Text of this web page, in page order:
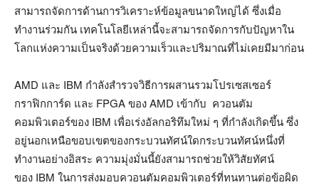
สามารถจัดการด้านการวิเคราะห์ข้อมูลขนาดใหญ่ได้ ซึ่งเมื่อ
ทำงานร่วมกัน เทคโนโลยีเหล่านี้จะสามารถจัดการกับปัญหาใน
โลกแห่งความเป็นจริงด้วยความเร็วและปริมาณที่ไม่เคยมีมาก่อน
AMD และ IBM กำลังสำรวจวิธีการผสานรวมโปรเซสเซอร์
กราฟิกการ์ด และ FPGA ของ AMD เข้ากับ ควอนตัม
คอมพิวเตอร์ของ IBM เพื่อเร่งอัลกอริทึมใหม่ ๆ ที่กำลังเกิดขึ้น ซึ่ง
อยู่นอกเหนือขอบเขตของกระบวนทัศน์ใดกระบวนทัศน์หนึ่งที่
ทำงานอย่างอิสระ ความมุ่งมั่นนี้ยังสามารถช่วยให้วิสัยทัศน์
ของ IBM ในการส่งมอบควอนตัมคอมพิวเตอร์ที่ทนทานต่อข้อผิด